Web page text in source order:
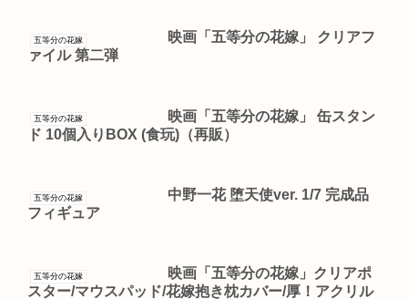
五等分の花嫁
映画「五等分の花嫁」 クリアフ
ァイル 第二弾
五等分の花嫁
映画「五等分の花嫁」 缶スタン
ド 10個入りBOX (食玩)（再販）
五等分の花嫁
中野一花 堕天使ver. 1/7 完成品
フィギュア
五等分の花嫁
映画「五等分の花嫁」クリアポ
スター/マウスパッド/花嫁抱き枕カバー/厚！アクリル